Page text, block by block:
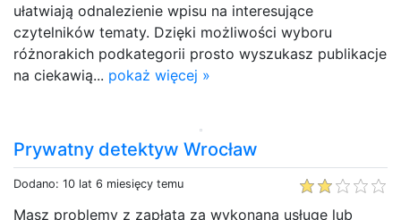
ułatwiają odnalezienie wpisu na interesujące
czytelników tematy. Dzięki możliwości wyboru
różnorakich podkategorii prosto wyszukasz publikacje
na ciekawią... pokaż więcej »
Prywatny detektyw Wrocław
Dodano: 10 lat 6 miesięcy temu
Masz problemy z zapłatą za wykonąną usługę lub